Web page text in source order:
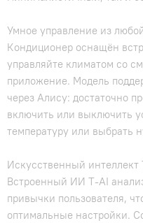
Умное управление из
Кондиционер оснащён
управляйте климатом со
приложение. Модель
через Алису: достаточно
включить или выключить
температуру или выбрать
Искусственный интеллект
Встроенный ИИ T‑AI
привычки пользователя,
оптимальные настройки.